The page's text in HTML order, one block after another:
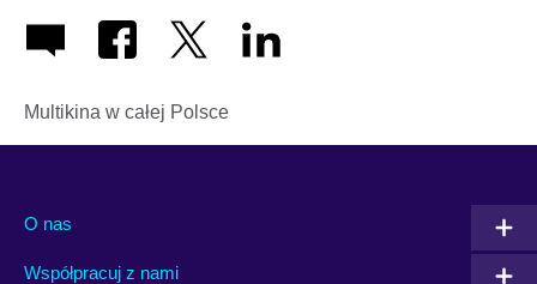
Multikina w całej Polsce
O nas
Współpracuj z nami